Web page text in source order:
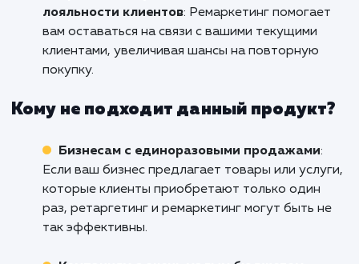
достигнуть новых высот с
эффективных рекламных кампаний.
Если ваш бизнес включает в себя
взаимодействие с клиентами до принятия
решения о покупке, ретаргетинг и
могут помочь вам поддерживать связь и